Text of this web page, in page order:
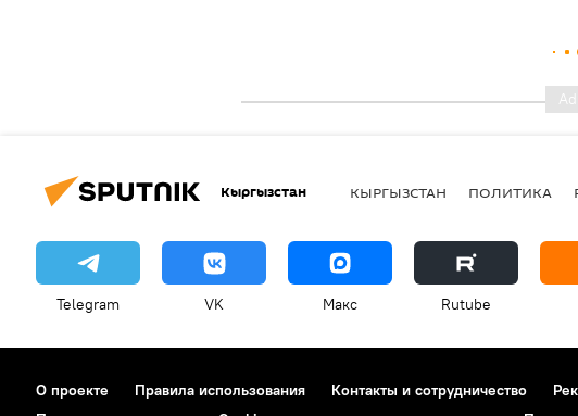
Кыргызстан КЫРГЫЗСТАН ПОЛИТИКА
Telegram VK Макс Rutube
О проекте Правила использования Контакты и сотрудничество